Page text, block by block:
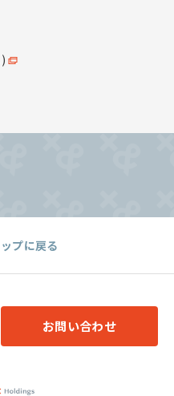
)
プに戻る
お問い合わせ